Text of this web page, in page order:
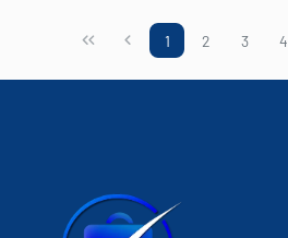
1 2 3 4